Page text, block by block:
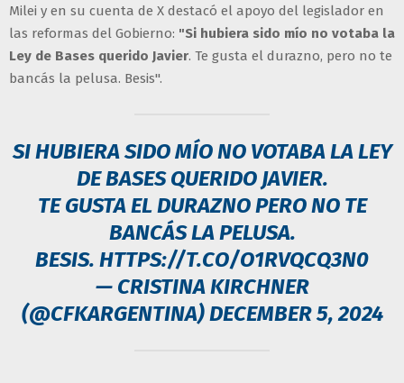
Milei y en su cuenta de X destacó el apoyo del legislador en
las reformas del Gobierno: "Si hubiera sido mío no votaba la
Ley de Bases querido Javier. Te gusta el durazno, pero no te
bancás la pelusa. Besis".
SI HUBIERA SIDO MÍO NO VOTABA LA LEY
DE BASES QUERIDO JAVIER.
TE GUSTA EL DURAZNO PERO NO TE
BANCÁS LA PELUSA.
BESIS. HTTPS://T.CO/O1RVQCQ3N0
— CRISTINA KIRCHNER
(@CFKARGENTINA)DECEMBER 5, 2024